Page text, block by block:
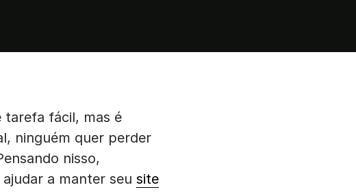
tarefa fácil, mas é
ninguém quer perder
nisso,
a manter seu site